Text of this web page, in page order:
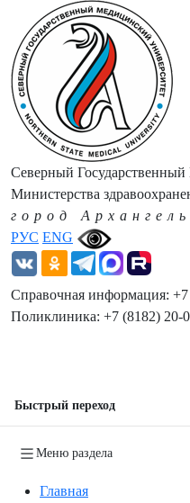
РУС ENG
Северный
Министерства
город
Справочная информация: +7
Поликлиника: +7 (8182) 20-
Быстрый переход
Меню раздела
Главная